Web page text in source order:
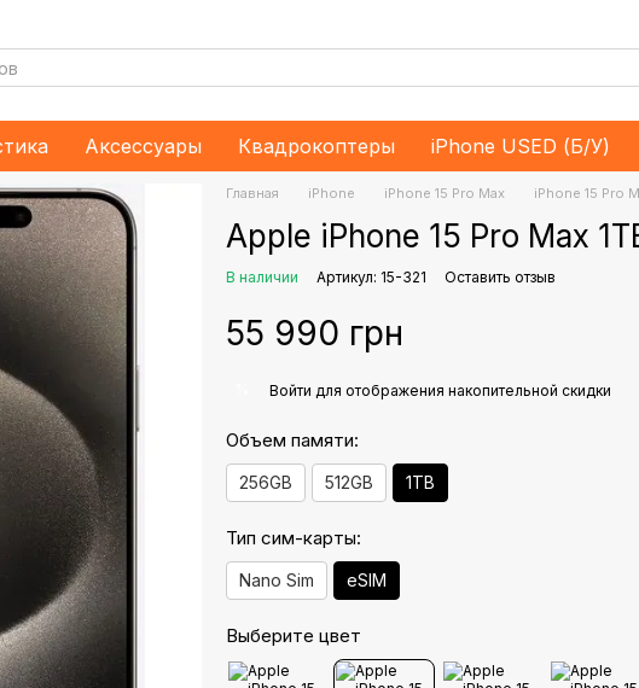
Аксессуары Квадрокоптеры iPhone USED (Б/У)
Главная iPhone iPhone 15 Pro Max iPhone 15 Pro
Apple iPhone 15 Pro Max
В наличии Артикул: 15-321 Оставить отзыв
55 990 грн
Войти для отображения накопительной скидки
Объем памяти:
256GB 512GB 1TB
Тип сим-карты:
Nano Sim eSIM
Выберите цвет